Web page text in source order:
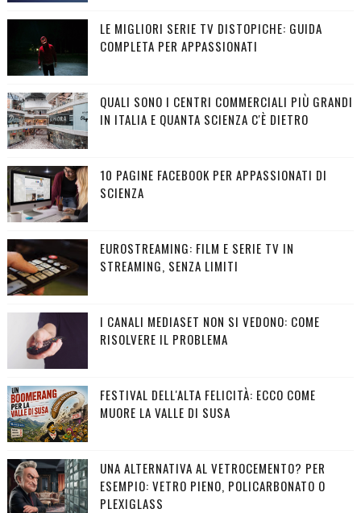
LE MIGLIORI SERIE TV DISTOPICHE: GUIDA
COMPLETA PER APPASSIONATI
QUALI SONO I CENTRI COMMERCIALI PIÙ GRANDI
IN ITALIA E QUANTA SCIENZA C'È DIETRO
10 PAGINE FACEBOOK PER APPASSIONATI DI
SCIENZA
EUROSTREAMING: FILM E SERIE TV IN
STREAMING, SENZA LIMITI
I CANALI MEDIASET NON SI VEDONO: COME
RISOLVERE IL PROBLEMA
FESTIVAL DELL'ALTA FELICITÀ: ECCO COME
MUORE LA VALLE DI SUSA
UNA ALTERNATIVA AL VETROCEMENTO? PER
ESEMPIO: VETRO PIENO, POLICARBONATO O
PLEXIGLASS